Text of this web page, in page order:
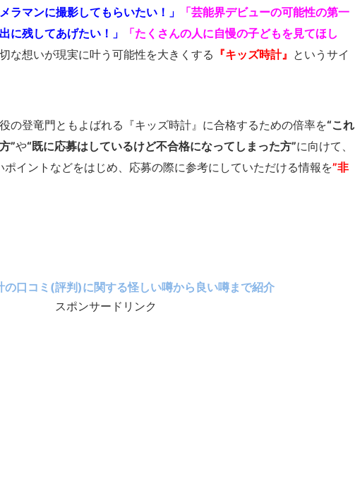
ラマンに撮影してもらいたい！」
「芸能界デビューの可能性の第一
に残してあげたい！」
「たくさんの人に自慢の子どもを見てほし
な想いが現実に叶う可能性を大きくする 『キッズ時計』 というサイ
の登竜門ともよばれる『キッズ時計』に合格するための倍率を“これ
”や“既に応募はしているけど不合格になってしまった方”に向けて、
イントなどをはじめ、応募の際に参考にしていただける情報を”非
の口コミ(評判)に関する怪しい噂から良い噂まで紹介
スポンサードリンク